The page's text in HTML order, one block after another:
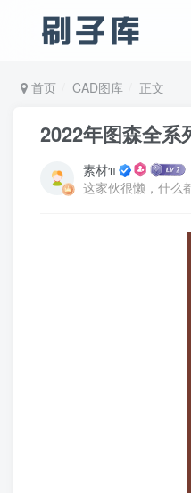
首页 CAD图库 正文
2022年图森全系
素材π
这家伙很懒，什么